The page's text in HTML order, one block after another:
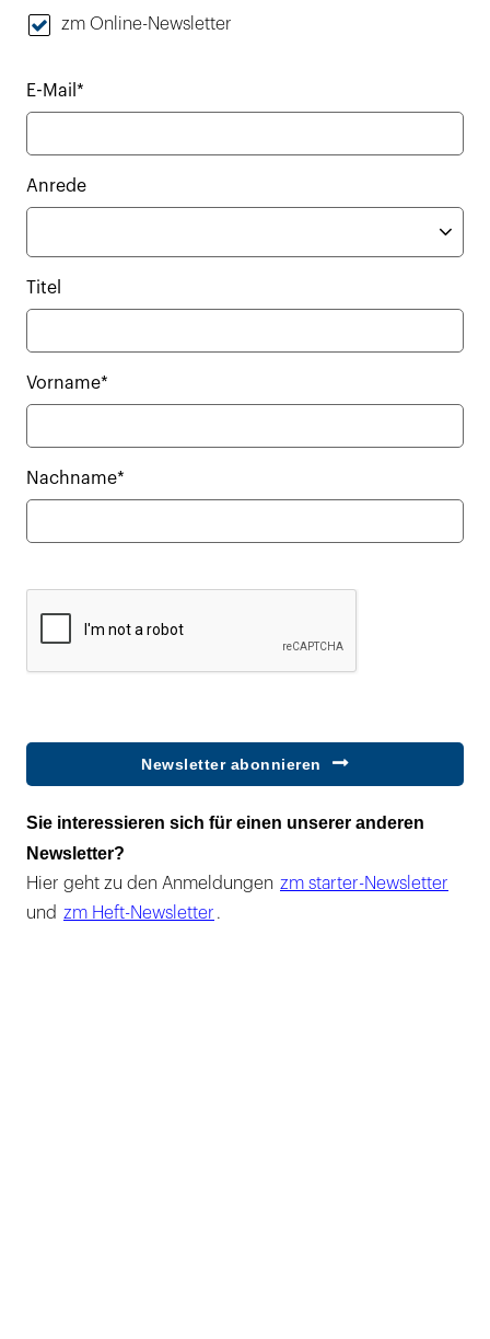
zm Online-Newsletter
E-Mail*
Anrede
Titel
Vorname*
Nachname*
Newsletter abonnieren
Sie interessieren sich für einen unserer anderen
Newsletter?
Hier geht zu den Anmeldungen zm starter-Newsletter
und zm Heft-Newsletter .